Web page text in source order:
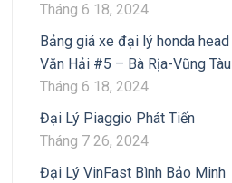
Tháng 6 18, 2024
Bảng giá xe đại lý honda head
Văn Hải #5 – Bà Rịa-Vũng Tàu
Tháng 6 18, 2024
Đại Lý Piaggio Phát Tiến
Tháng 7 26, 2024
Đại Lý VinFast Bình Bảo Minh